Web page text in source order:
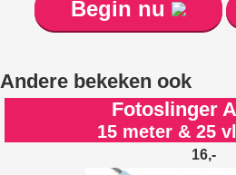
Begin nu
Andere bekeken ook
Fotoslinger
15 meter & 25
16,-